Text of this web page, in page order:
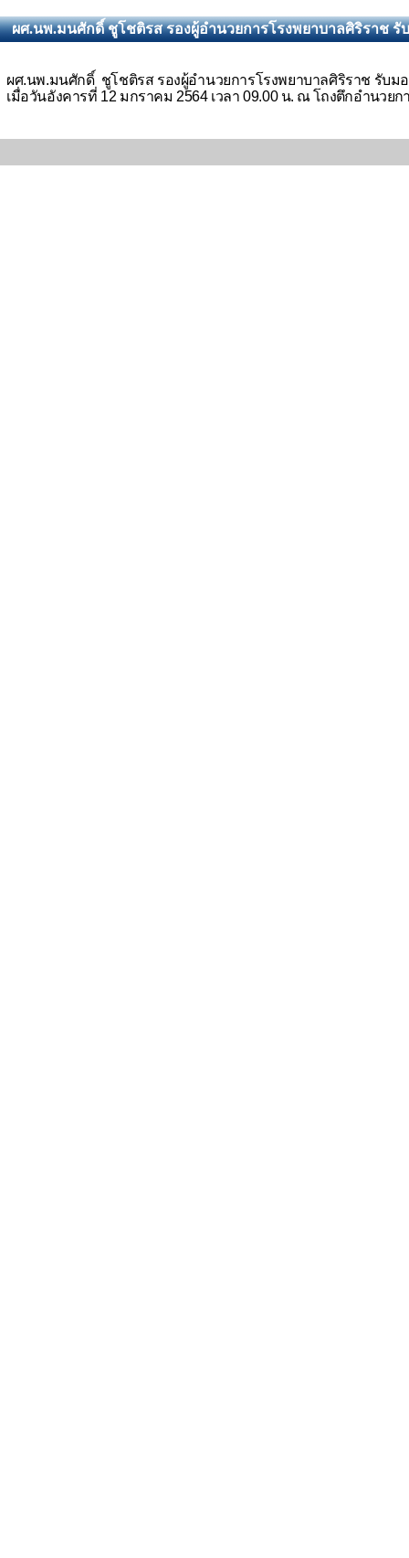
ผศ.นพ.มนศักดิ์ ชูโชติรส รองผู้อำนวยการโรงพยาบาลศิริราช รั
ผศ.นพ.มนศักดิ์ ชูโชติรส รองผู้อำนวยการโรงพยาบาลศิริราช รับม
เมื่อวันอังคารที่ 12 มกราคม 2564 เวลา 09.00 น. ณ โถงตึกอำนวยก